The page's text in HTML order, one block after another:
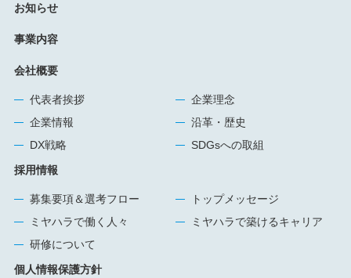
お知らせ
事業内容
個人情報保護方針
会社概要
代表者挨拶
企業理念
企業情報
沿革・歴史
DX戦略
SDGsへの取組
採用情報
募集要項＆選考フロー
トップメッセージ
ミヤハラで働く人々
ミヤハラで築けるキャリア
研修について